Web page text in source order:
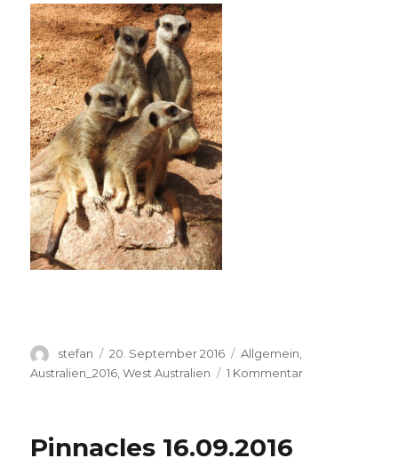
Autor
stefan
Veröffentlicht
am
20. September 2016 Kategorien
Allgemein,
Australien_2016 ,West Australien 1 Kommentarzu
Pinnacles 16.09.2016